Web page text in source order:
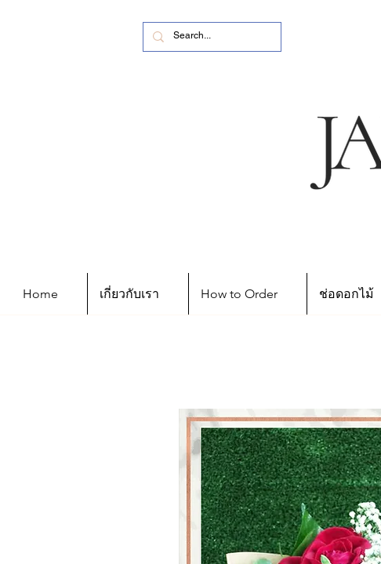
Home เกี่ยวกับเรา How to Order ช่อดอกไม้